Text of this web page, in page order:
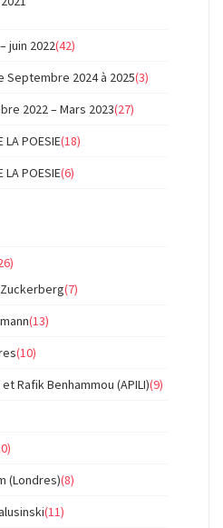
juin 2022(42)
Septembre 2024 à 2025(3)
2022 – Mars 2023(27)
LA POESIE(18)
LA POESIE(6)
(7)
(13)
(10)
Rafik Benhammou (APILI)(9)
(Londres)(8)
(11)